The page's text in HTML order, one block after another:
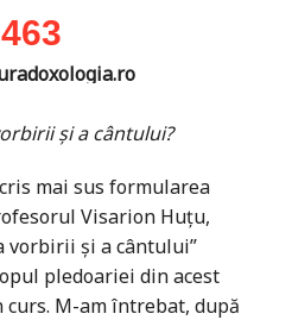
și a cântului?
mai sus formularea
Visarion Huţu,
vorbirii şi a cântului”
pledoariei din acest
M-am întrebat, după